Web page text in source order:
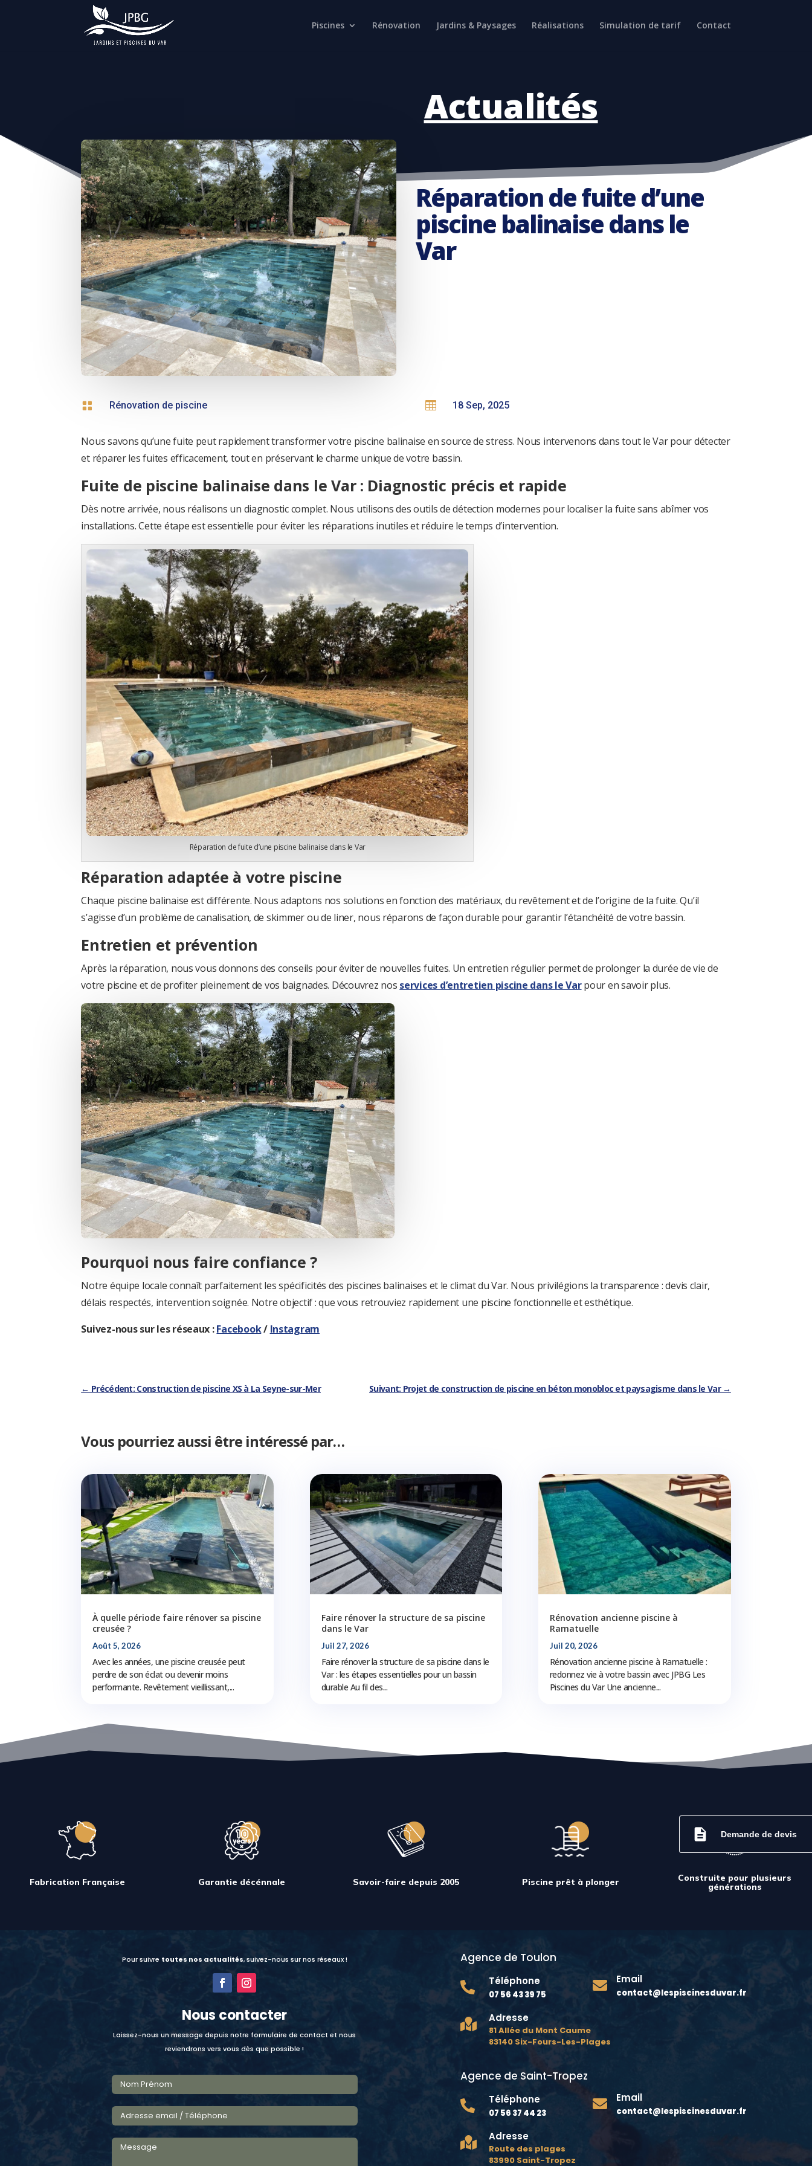
description Demande de devis
Piscines Rénovation Jardins & Paysages Réalisations Simulation de tarif Contact
Actualités
Réparation de fuite d’une
piscine balinaise dans le
Var
 Rénovation de piscine  18 Sep, 2025
Nous savons qu’une fuite peut rapidement transformer votre piscine balinaise en source de stress. Nous intervenons dans tout le Var pour détecter
et réparer les fuites efficacement, tout en préservant le charme unique de votre bassin.
Fuite de piscine balinaise dans le Var : Diagnostic précis et rapide
Dès notre arrivée, nous réalisons un diagnostic complet. Nous utilisons des outils de détection modernes pour localiser la fuite sans abîmer vos
installations. Cette étape est essentielle pour éviter les réparations inutiles et réduire le temps d’intervention.
Réparation de fuite d’une piscine balinaise dans le Var
Réparation adaptée à votre piscine
Chaque piscine balinaise est différente. Nous adaptons nos solutions en fonction des matériaux, du revêtement et de l’origine de la fuite. Qu’il
s’agisse d’un problème de canalisation, de skimmer ou de liner, nous réparons de façon durable pour garantir l’étanchéité de votre bassin.
Entretien et prévention
Après la réparation, nous vous donnons des conseils pour éviter de nouvelles fuites. Un entretien régulier permet de prolonger la durée de vie de
votre piscine et de profiter pleinement de vos baignades. Découvrez nos services d’entretien piscine dans le Varpour en savoir plus.
Pourquoi nous faire confiance ?
Notre équipe locale connaît parfaitement les spécificités des piscines balinaises et le climat du Var. Nous privilégions la transparence : devis clair,
délais respectés, intervention soignée. Notre objectif : que vous retrouviez rapidement une piscine fonctionnelle et esthétique.
Suivez-nous sur les réseaux :Facebook/ Instagram
← Précédent: Construction de piscine XS à La Seyne-sur-Mer Suivant: Projet de construction de piscine en béton monobloc et paysagisme dans le Var→
Vous pourriez aussi être intéressé par…
À quelle période faire rénover sa piscine
creusée ?
Août 5, 2026
Avec les années, une piscine creusée peut
perdre de son éclat ou devenir moins
performante. Revêtement vieillissant,...
Faire rénover la structure de sa piscine
dans le Var
Juil 27, 2026
Faire rénover la structure de sa piscine dans le
Var : les étapes essentielles pour un bassin
durable Au fil des...
Rénovation ancienne piscine à
Ramatuelle
Juil 20, 2026
Rénovation ancienne piscine à Ramatuelle :
redonnez vie à votre bassin avec JPBG Les
Piscines du Var Une ancienne...
Fabrication Française Garantie décénnale Savoir-faire depuis 2005 Piscine prêt à plonger
Construite pour plusieurs
générations
Pour suivre toutes nos actualités, suivez-nous sur nos réseaux !
Nous contacter
Laissez-nous un message depuis notre formulaire de contact et nous
reviendrons vers vous dès que possible !
Agence de Toulon
 Téléphone
07 56 43 39 75
 Email
contact@lespiscinesduvar.fr
 Adresse
81 Allée du Mont Caume
83140 Six-Fours-Les-Plages
Agence de Saint-Tropez
 Téléphone
07 56 37 44 23
 Email
contact@lespiscinesduvar.fr
 Adresse
Route des plages
83990 Saint-Tropez